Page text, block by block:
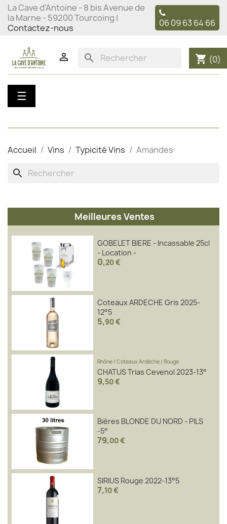
La Cave d'Antoine - 8 bis Avenue de
la Marne - 59200 Tourcoing |
Contactez-nous
06 09 63 64 66
 search shopping_cart (0)
Basculer
la
☰
Accueil Vins Typicité Vins Amandes
search
Meilleures Ventes
GOBELET BIERE - Incassable 25cl
- Location -
0,20 €
Coteaux ARDECHE Gris 2025-
12°5
5,90 €
Rhône/Coteaux Ardèche/Rouge
CHATUS Trias Cevenol 2023-13°
9,50 €
Bières BLONDE DU NORD - PILS
-5°
79,00 €
SIRIUS Rouge 2022-13°5
7,10 €